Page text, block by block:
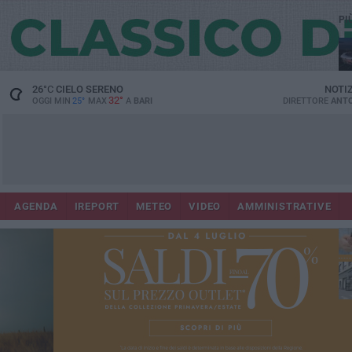
26°CCIELO SERENO
OGGI MIN 25° MAX 32° A BARI DIRETTORE
AGENDA IREPORT METEO VIDEO AMMINISTRATIVE